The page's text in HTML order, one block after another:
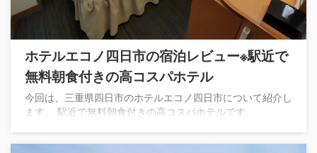
ホテルエコノ四日市の宿泊レビュー※駅近で
無料朝食付きの高コスパホテル
今回は、三重県四日市のホテルエコノ四日市について紹介し
ます。 駅近で無料朝食付きの高コスパホテルです。